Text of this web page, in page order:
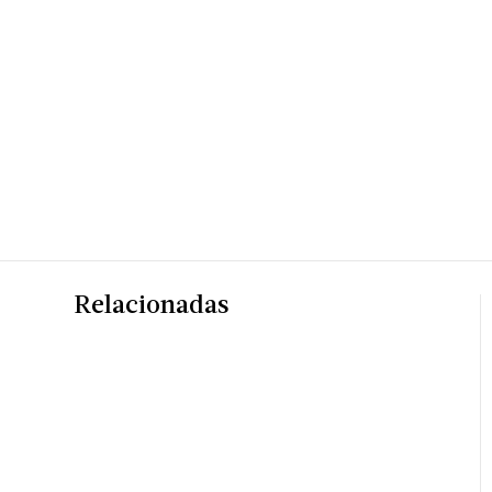
Relacionadas